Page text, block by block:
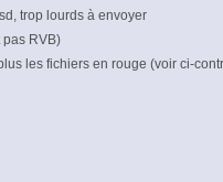
trop lourds à envoyer
RVB)
les fichiers en rouge (voir ci-